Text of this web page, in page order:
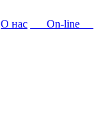
О нас
On-line